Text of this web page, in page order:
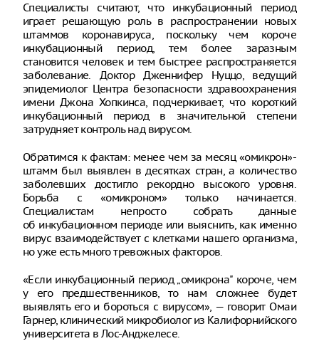
Специалисты считают, что инкубационный период
играет решающую роль в распространении новых
штаммов коронавируса, поскольку чем короче
инкубационный период, тем более заразным
становится человек и тем быстрее распространяется
заболевание. Доктор Дженнифер Нуццо, ведущий
эпидемиолог Центра безопасности здравоохранения
имени Джона Хопкинса, подчеркивает, что короткий
инкубационный период в значительной степени
затрудняет контроль над вирусом.
Обратимся к фактам: менее чем за месяц «омикрон»-
штамм был выявлен в десятках стран, а количество
заболевших достигло рекордно высокого уровня.
Борьба с «омикроном» только начинается.
Специалистам непросто собрать данные
об инкубационном периоде или выяснить, как именно
вирус взаимодействует с клетками нашего организма,
но уже есть много тревожных факторов.
«Если инкубационный период „омикрона" короче, чем
у его предшественников, то нам сложнее будет
выявлять его и бороться с вирусом», — говорит Омаи
Гарнер, клинический микробиолог из Калифорнийского
университета в Лос-Анджелесе.